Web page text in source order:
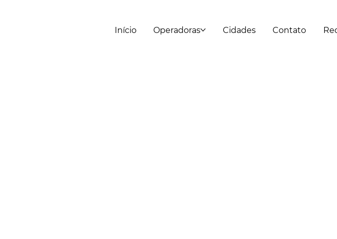
Início Operadoras Cidades Contato